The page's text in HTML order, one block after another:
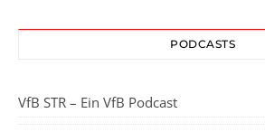
PODCASTS
VfB STR – Ein VfB Podcast